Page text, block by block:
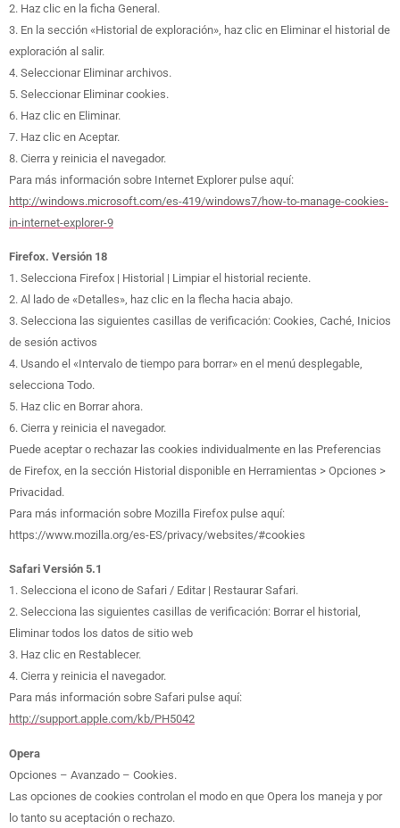
2. Haz clic en la ficha General.
3. En la sección «Historial de exploración», haz clic en Eliminar el historial de
exploración al salir.
4. Seleccionar Eliminar archivos.
5. Seleccionar Eliminar cookies.
6. Haz clic en Eliminar.
7. Haz clic en Aceptar.
8. Cierra y reinicia el navegador.
Para más información sobre Internet Explorer pulse aquí:
http://windows.microsoft.com/es-419/windows7/how-to-manage-cookies-
in-internet-explorer-9
Firefox. Versión 18
1. Selecciona Firefox | Historial | Limpiar el historial reciente.
2. Al lado de «Detalles», haz clic en la flecha hacia abajo.
3. Selecciona las siguientes casillas de verificación: Cookies, Caché, Inicios
de sesión activos
4. Usando el «Intervalo de tiempo para borrar» en el menú desplegable,
selecciona Todo.
5. Haz clic en Borrar ahora.
6. Cierra y reinicia el navegador.
Puede aceptar o rechazar las cookies individualmente en las Preferencias
de Firefox, en la sección Historial disponible en Herramientas > Opciones >
Privacidad.
Para más información sobre Mozilla Firefox pulse aquí:
https://www.mozilla.org/es-ES/privacy/websites/#cookies
Safari Versión 5.1
1. Selecciona el icono de Safari / Editar | Restaurar Safari.
2. Selecciona las siguientes casillas de verificación: Borrar el historial,
Eliminar todos los datos de sitio web
3. Haz clic en Restablecer.
4. Cierra y reinicia el navegador.
Para más información sobre Safari pulse aquí:
http://support.apple.com/kb/PH5042
Opera
Opciones – Avanzado – Cookies.
Las opciones de cookies controlan el modo en que Opera los maneja y por
lo tanto su aceptación o rechazo.